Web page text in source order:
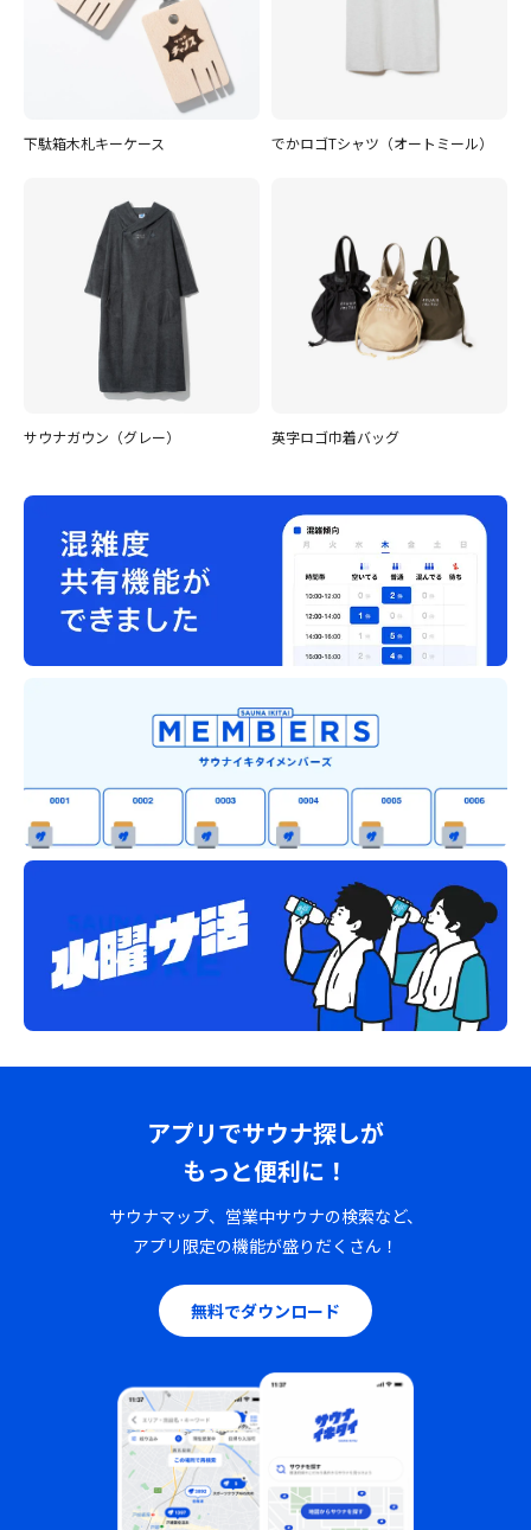
下駄箱木札キーケース でかロゴTシャツ（オートミール）
サウナガウン（グレー） 英字ロゴ巾着バッグ
アプリでサウナ探しが
もっと便利に！
サウナマップ、営業中サウナの検索など、
アプリ限定の機能が盛りだくさん！
無料でダウンロード